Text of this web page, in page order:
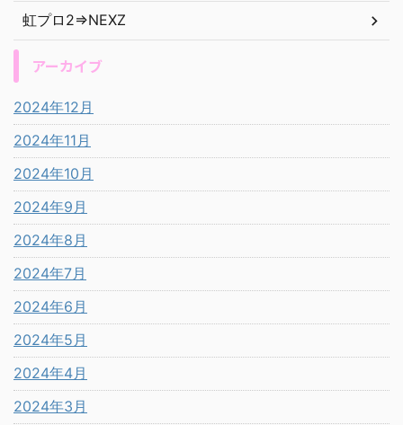
虹プロ2⇒NEXZ
アーカイブ
2024年12月
2024年11月
2024年10月
2024年9月
2024年8月
2024年7月
2024年6月
2024年5月
2024年4月
2024年3月